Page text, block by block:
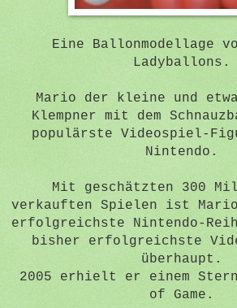
Eine Ballonmodellage
Ladyballons.
Mario der kleine und
Klempner mit dem
populärste Videospiel-
Nintendo.
Mit geschätzten 300
verkauften Spielen ist
erfolgreichste Nintendo-
bisher erfolgreichste
überhaupt.
2005 erhielt er einem Stern
of Game.